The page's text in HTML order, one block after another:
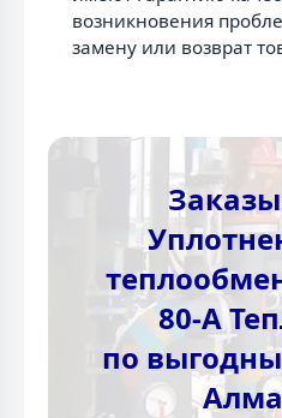
возникновения
замену или возврат
80-А
по